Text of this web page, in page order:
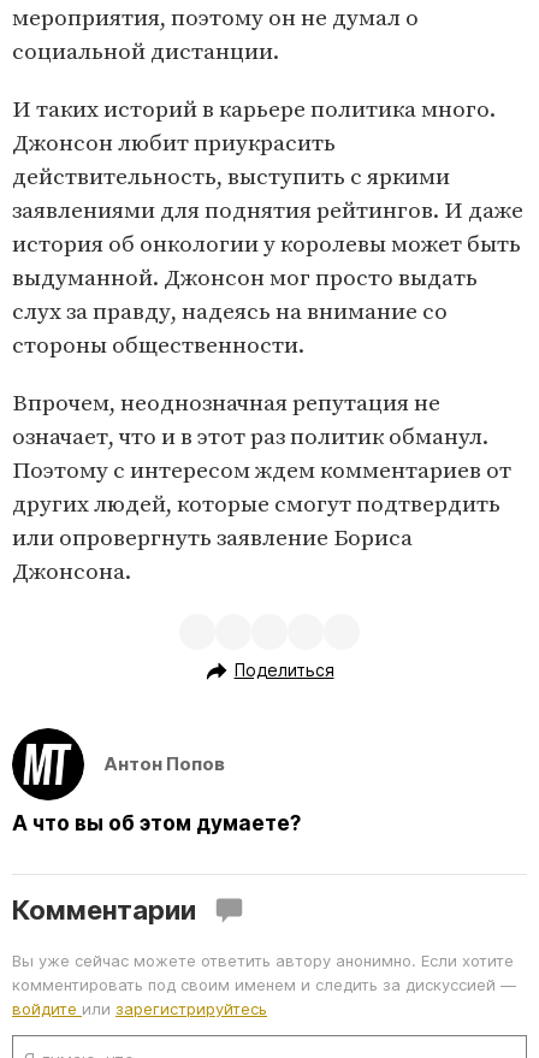
мероприятия, поэтому он не думал о
социальной дистанции.
И таких историй в карьере политика много.
Джонсон любит приукрасить
действительность, выступить с яркими
заявлениями для поднятия рейтингов. И даже
история об онкологии у королевы может быть
выдуманной. Джонсон мог просто выдать
слух за правду, надеясь на внимание со
стороны общественности.
Впрочем, неоднозначная репутация не
означает, что и в этот раз политик обманул.
Поэтому с интересом ждем комментариев от
других людей, которые смогут подтвердить
или опровергнуть заявление Бориса
Джонсона.
Поделиться
Антон Попов
А что вы об этом думаете?
Комментарии
Вы уже сейчас можете ответить автору анонимно. Если хотите
комментировать под своим именем и следить за дискуссией —
войдите или зарегистрируйтесь